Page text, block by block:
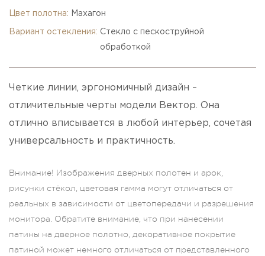
Цвет полотна: Махагон
Вариант остекления: Стекло с пескоструйной
обработкой
Четкие линии, эргономичный дизайн –
отличительные черты модели Вектор. Она
отлично вписывается в любой интерьер, сочетая
универсальность и практичность.
Внимание! Изображения дверных полотен и арок,
рисунки стёкол, цветовая гамма могут отличаться от
реальных в зависимости от цветопередачи и разрешения
монитора. Обратите внимание, что при нанесении
патины на дверное полотно, декоративное покрытие
патиной может немного отличаться от представленного